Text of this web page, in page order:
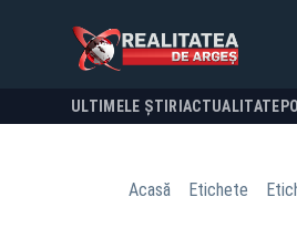
ULTIMELE ȘTIRI ACTUALITATE
Acasă Etichete